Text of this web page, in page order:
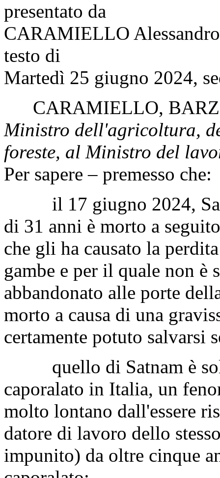
presentato da
CARAMIELLO Alessandro
testo di
Martedì 25 giugno 2024,
CARAMIELLO,
Ministro dell'agricoltura,
foreste, al Ministro del
Per sapere – premesso che:
il 17 giugno 2024,
di 31 anni è morto a
che gli ha causato la
gambe e per il quale non è
abbandonato alle porte
morto a causa di una
certamente potuto salvarsi
quello di Satnam è
caporalato in Italia, un
molto lontano dall'essere
datore di lavoro dello
impunito) da oltre cinque